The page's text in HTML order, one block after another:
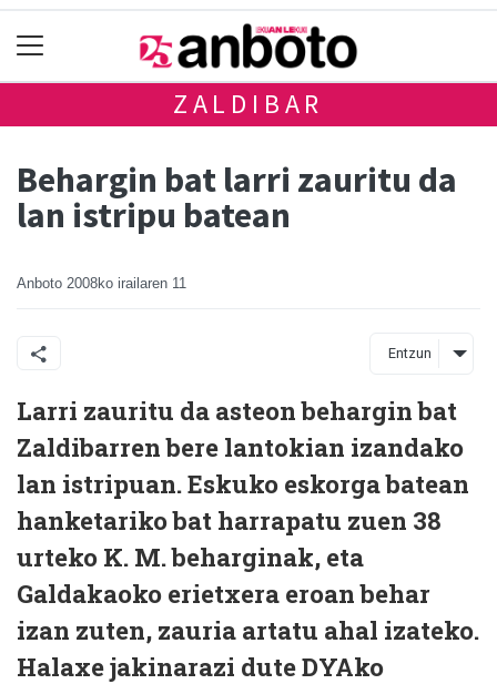
ZALDIBAR
Behargin bat larri zauritu da
lan istripu batean
Anboto 2008ko irailaren 11
Entzun
Larri zauritu da asteon behargin bat
Zaldibarren bere lantokian izandako
lan istripuan. Eskuko eskorga batean
hanketariko bat harrapatu zuen 38
urteko K. M. beharginak, eta
Galdakaoko erietxera eroan behar
izan zuten, zauria artatu ahal izateko.
Halaxe jakinarazi dute DYAko